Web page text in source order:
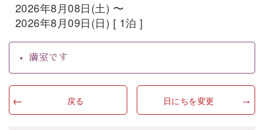
2026年8月08日(土) 〜
2026年8月09日(日) [ 1泊 ]
満室です
戻る 日にちを変更